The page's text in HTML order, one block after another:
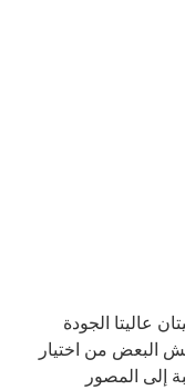
عاليتا الجودة
البعض من اختيار
إلى المصور